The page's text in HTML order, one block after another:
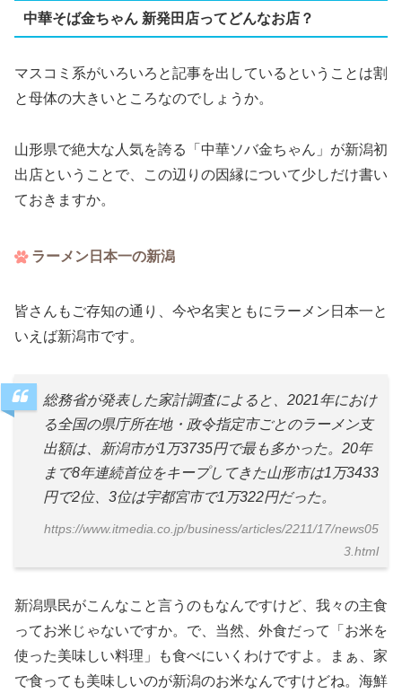
中華そば金ちゃん 新発田店ってどんなお店？
マスコミ系がいろいろと記事を出しているということは割
と母体の大きいところなのでしょうか。
山形県で絶大な人気を誇る「中華ソバ金ちゃん」が新潟初
出店ということで、この辺りの因縁について少しだけ書い
ておきますか。
ラーメン日本一の新潟
皆さんもご存知の通り、今や名実ともにラーメン日本一と
いえば新潟市です。
総務省が発表した家計調査によると、2021年におけ
る全国の県庁所在地・政令指定市ごとのラーメン支
出額は、新潟市が1万3735円で最も多かった。20年
まで8年連続首位をキープしてきた山形市は1万3433
円で2位、3位は宇都宮市で1万322円だった。
https://www.itmedia.co.jp/business/articles/2211/17/news05
3.html
新潟県民がこんなこと言うのもなんですけど、我々の主食
ってお米じゃないですか。で、当然、外食だって「お米を
使った美味しい料理」も食べにいくわけですよ。まぁ、家
で食っても美味しいのが新潟のお米なんですけどね。海鮮